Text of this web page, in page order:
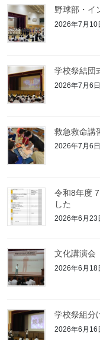
野球部・イ
2026年7月10
学校祭結団
2026年7月6日
救急救命講
2026年7月6日
令和8年度
した
2026年6月23
文化講演会
2026年6月18
学校祭組分
2026年6月16